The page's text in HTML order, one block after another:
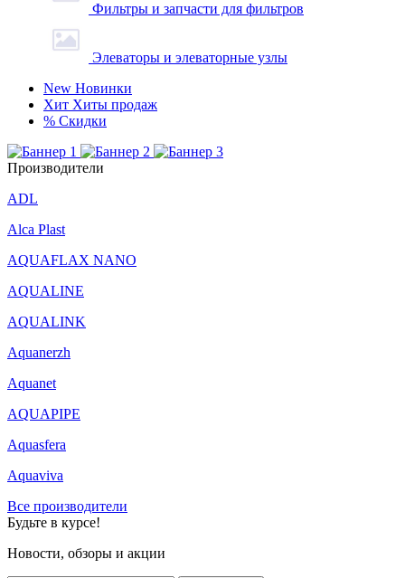
Фильтры и запчасти для фильтров
Элеваторы и элеваторные узлы
New Новинки
Хит Хиты продаж
% Скидки
Производители
ADL
Alca Plast
AQUAFLAX NANO
AQUALINE
AQUALINK
Aquanerzh
Aquanet
AQUAPIPE
Aquasfera
Aquaviva
Все производители
Будьте в курсе!
Новости, обзоры и акции